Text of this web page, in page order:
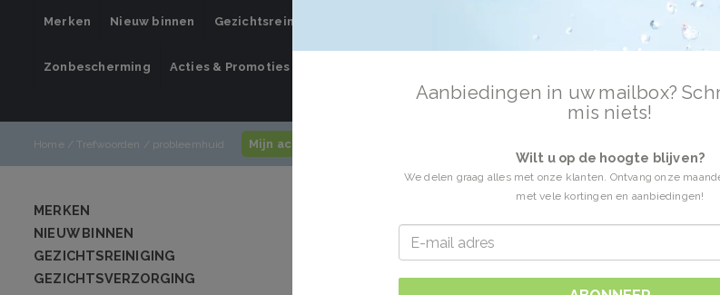
Merken Nieuw binnen Gezichtsreiniging
Zonbescherming Acties & Promoties
Home/ Trefwoorden / probleemhuid Mijn account / inloggen
MERKEN
NIEUW BINNEN
GEZICHTSREINIGING
GEZICHTSVERZORGING
Producten getagd met probleemhuid
Geen producten gevonden!...
Aanbiedingen in uw mailbox?
mis niets!
Wilt u op de hoogte blijven?
We delen graag alles met onze klanten. Ontvang onze
met vele kortingen en aanbiedingen!